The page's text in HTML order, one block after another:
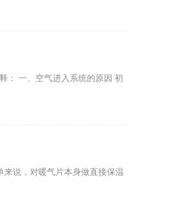
初
来说，对暖气片本身做直接保温